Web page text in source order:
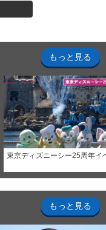
もっと見る
東京ディズニーシー25周年イ
もっと見る